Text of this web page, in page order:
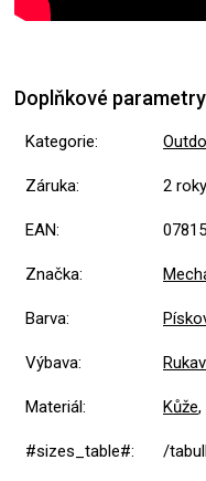
Doplňkové parametry
Kategorie:
Záruka: 2 roky
EAN:
Značka:
Barva:
Výbava:
Materiál: Kůže,
#sizes_table#: /